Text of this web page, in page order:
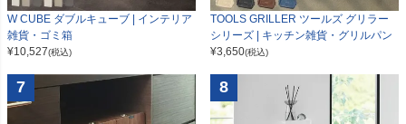
W CUBE ダブルキューブ | インテリア
雑貨・ゴミ箱
¥10,527(税込)
TOOLS GRILLER ツールズ グリラー
シリーズ | キッチン雑貨・グリルパン
¥3,650(税込)
7 8